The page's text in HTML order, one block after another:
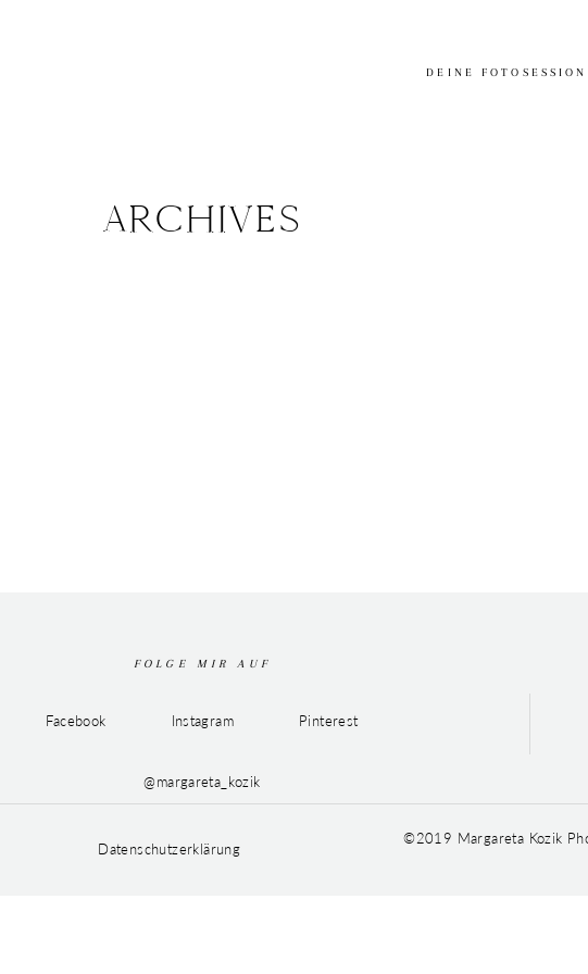
DEINE FOTOSESSION
ARCHIVES
FOLGE MIR AUF
Facebook Instagram Pinterest
@margareta_kozik
Datenschutzerklärung
©2019 Margareta Kozik